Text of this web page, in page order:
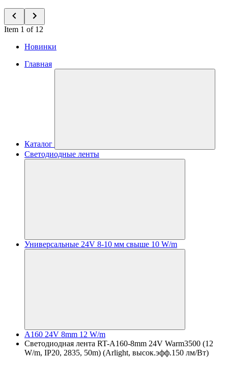
Item 1 of 12
Новинки
Главная
Каталог
Светодиодные ленты
Универсальные 24V 8-10 мм свыше 10 W/m
A160 24V 8mm 12 W/m
Светодиодная лента RT-A160-8mm 24V Warm3500 (12
W/m, IP20, 2835, 50m) (Arlight, высок.эфф.150 лм/Вт)